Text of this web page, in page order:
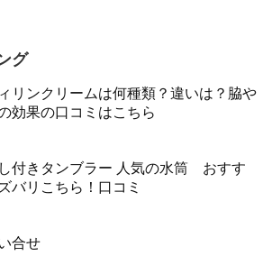
グ
リンクリームは何種類？違いは？脇や
効果の口コミはこちら
付きタンブラー 人気の水筒 おすす
バリこちら！口コミ
合せ